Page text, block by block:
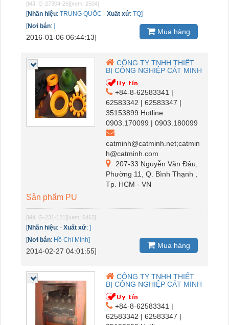
[Mã: G-27304-26][xem: 2504]
[Nhãn hiệu: TRUNG QUỐC - Xuất xứ: TQ]
[Nơi bán: ]
2016-01-06 06:44:13]
Mua hàng
CÔNG TY TNHH THIẾT
BỊ CÔNG NGHIỆP CÁT MINH
+84-8-62583341 |
62583342 | 62583347 |
35153899 Hotline
0903.170099 | 0903.180099
catminh@catminh.net;catmin
h@catminh.com
207-33 Nguyễn Văn Đậu,
Phường 11, Q. Bình Thạnh ,
Tp. HCM - VN
Sản phẩm PU
[Mã: G-231-121][xem: 6463]
[Nhãn hiệu: - Xuất xứ: ]
[Nơi bán: Hồ Chí Minh]
2014-02-27 04:01:55]
Mua hàng
CÔNG TY TNHH THIẾT
BỊ CÔNG NGHIỆP CÁT MINH
+84-8-62583341 |
62583342 | 62583347 |